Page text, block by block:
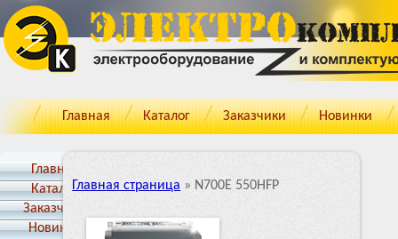
Главная Каталог Заказчики Новинки
Главная
Каталог
Заказчики
Новинки
Главная страница » N700E 550HFP